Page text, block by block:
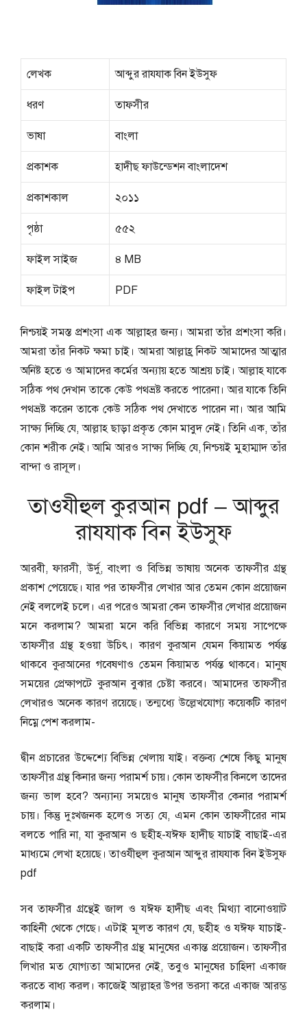
লেখক আব্দুর রাযযাক বিন ইউসুফ
ধরণ তাফসীর
ভাষা বাংলা
প্রকাশক হাদীছ ফাউন্ডেশন বাংলাদেশ
প্রকাশকাল ২০১১
পৃষ্ঠা ৫৫২
ফাইল সাইজ ৪ MB
ফাইল টাইপ PDF
নিশ্চয়ই সমস্ত প্রশংসা এক আল্লাহর জন্য। আমরা তাঁর প্রশংসা করি।
আমরা তাঁর নিকট ক্ষমা চাই। আমরা আল্লাহ্র নিকট আমাদের আত্মার
অনিষ্ট হতে ও আমাদের কর্মের অন্যায় হতে আশ্রয় চাই। আল্লাহ যাকে
সঠিক পথ দেখান তাকে কেউ পথভ্রষ্ট করতে পারেনা। আর যাকে তিনি
পথভ্রষ্ট করেন তাকে কেউ সঠিক পথ দেখাতে পারেন না। আর আমি
সাক্ষ্য দিচ্ছি যে, আল্লাহ ছাড়া প্রকৃত কোন মাবুদ নেই। তিনি এক, তাঁর
কোন শরীক নেই। আমি আরও সাক্ষ্য দিচ্ছি যে, নিশ্চয়ই মুহাম্মাদ তাঁর
বান্দা ও রাসূল।
তাওযীহুল কুরআন pdf – আব্দুর
রাযযাক বিন ইউসুফ
আরবী, ফারসী, উর্দু, বাংলা ও বিভিন্ন ভাষায় অনেক তাফসীর গ্রন্থ
প্রকাশ পেয়েছে। যার পর তাফসীর লেখার আর তেমন কোন প্রয়োজন
নেই বললেই চলে। এর পরেও আমরা কেন তাফসীর লেখার প্রয়োজন
মনে করলাম? আমরা মনে করি বিভিন্ন কারণে সময় সাপেক্ষে
তাফসীর গ্রন্থ হওয়া উচিৎ। কারণ কুরআন যেমন কিয়ামত পর্যন্ত
থাকবে কুরআনের গবেষণাও তেমন কিয়ামত পর্যন্ত থাকবে। মানুষ
সময়ের প্রেক্ষাপটে কুরআন বুঝার চেষ্টা করবে। আমাদের তাফসীর
লেখারও অনেক কারণ রয়েছে। তন্মধ্যে উল্লেখযোগ্য কয়েকটি কারণ
নিম্নে পেশ করলাম-
দ্বীন প্রচারের উদ্দেশ্যে বিভিন্ন খেলায় যাই। বক্তব্য শেষে কিছু মানুষ
তাফসীর গ্রন্থ কিনার জন্য পরামর্শ চায়। কোন তাফসীর কিনলে তাদের
জন্য ভাল হবে? অন্যান্য সময়েও মানুষ তাফসীর কেনার পরামর্শ
চায়। কিন্তু দুঃখজনক হলেও সত্য যে, এমন কোন তাফসীরের নাম
বলতে পারি না, যা কুরআন ও ছহীহ-যঈফ হাদীছ যাচাই বাছাই-এর
মাধ্যমে লেখা হয়েছে। তাওযীহুল কুরআন আব্দুর রাযযাক বিন ইউসুফ
pdf
সব তাফসীর গ্রন্থেই জাল ও যঈফ হাদীছ এবং মিথ্যা বানোওয়াট
কাহিনী থেকে গেছে। এটাই মূলত কারণ যে, ছহীহ ও যঈফ যাচাই-
বাছাই করা একটি তাফসীর গ্রন্থ মানুষের একান্ত প্রয়োজন। তাফসীর
লিখার মত যোগ্যতা আমাদের নেই, তবুও মানুষের চাহিদা একাজ
করতে বাধ্য করল। কাজেই আল্লাহর উপর ভরসা করে একাজ আরম্ভ
করলাম।